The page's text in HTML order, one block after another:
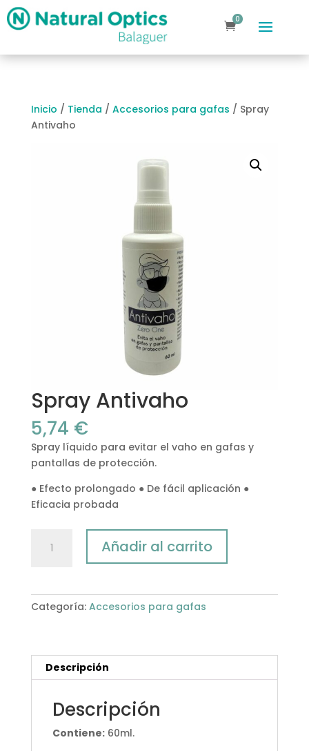
0
ele
en
Inicio / Tienda / Accesorios para gafas / Spray
Antivaho
Spray Antivaho
5,74 €
Spray líquido para evitar el vaho en gafas y
pantallas de protección.
● Efecto prolongado ● De fácil aplicación ●
Eficacia probada
Antivaho
Añadir al carrito
Categoría: Accesorios para gafas
Descripción
Descripción
Contiene:60ml.